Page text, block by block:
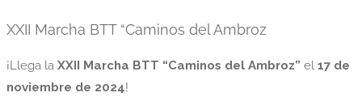
XXII Marcha BTT “Caminos del Ambroz
¡Llega la XXII Marcha BTT “Caminos del Ambroz” el 17 de
noviembre de 2024!